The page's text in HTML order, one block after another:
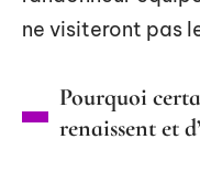
ne visiteront pas
Pourquoi
renaissent et